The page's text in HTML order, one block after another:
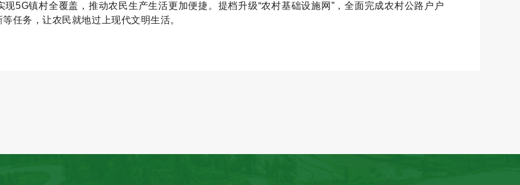
5G镇村全覆盖，推动农民生产生活更加便捷。提档升级“农村基础设施网”，全面完成农村公路户户
任务，让农民就地过上现代文明生活。